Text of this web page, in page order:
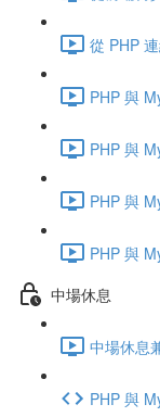
從 PHP
PHP 與
PHP 與
PHP 與
PHP 與
中場休息
中場休息
PHP 與